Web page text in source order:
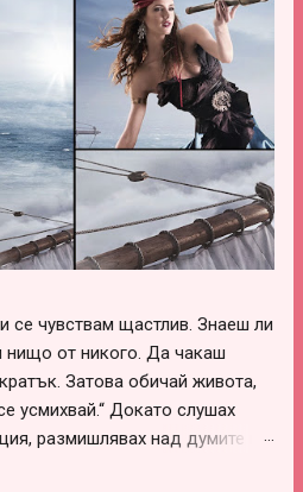
се чувствам щастлив. Знаеш ли
от никого. Да чакаш
Затова обичай живота,
усмихвай.“ Докато слушах
размишлявах над думите на